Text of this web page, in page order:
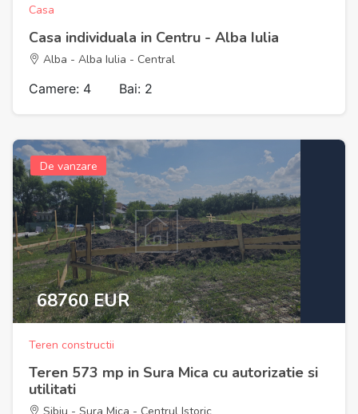
Casa
Casa individuala in Centru - Alba Iulia
Alba - Alba Iulia - Central
Camere: 4 Bai: 2
De vanzare
68760 EUR
Teren constructii
Teren 573 mp in Sura Mica cu autorizatie si
utilitati